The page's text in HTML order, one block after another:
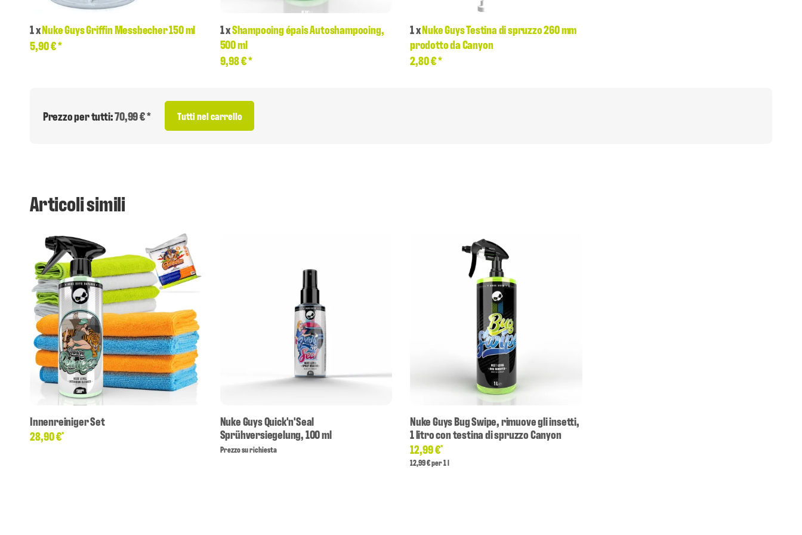
1xNuke Guys Griffin Messbecher 150 ml
5,90 €*
1xShampooing épais Autoshampooing,
500 ml
9,98 €*
1xNuke Guys Testina di spruzzo 260 mm
prodotto da Canyon
2,80 €*
Prezzo per tutti:70,99 € * Tutti nel carrello
Articoli simili
Innenreiniger Set
28,90 €*
Nuke Guys Quick'n'Seal
Sprühversiegelung, 100 ml
Prezzo su richiesta
Nuke Guys Bug Swipe, rimuove gli insetti,
1 litro con testina di spruzzo Canyon
12,99 €*
12,99 € per 1 l